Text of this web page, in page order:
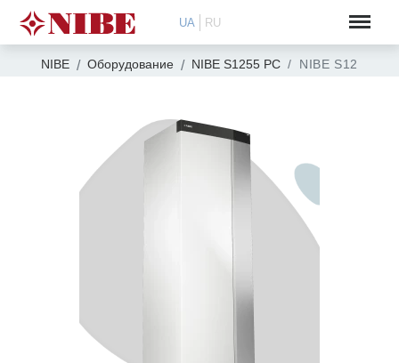
UA RU
NIBE Оборудование NIBE S1255 PC NIBE S1255